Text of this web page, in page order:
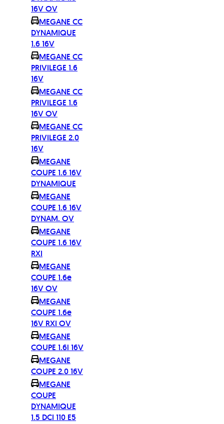
16V OV
MEGANE CC
DYNAMIQUE
1.6 16V
MEGANE CC
PRIVILEGE 1.6
16V
MEGANE CC
PRIVILEGE 1.6
16V OV
MEGANE CC
PRIVILEGE 2.0
16V
MEGANE
COUPE 1.6 16V
DYNAMIQUE
MEGANE
COUPE 1.6 16V
DYNAM. OV
MEGANE
COUPE 1.6 16V
RXI
MEGANE
COUPE 1.6e
16V OV
MEGANE
COUPE 1.6e
16V RXI OV
MEGANE
COUPE 1.6i 16V
MEGANE
COUPE 2.0 16V
MEGANE
COUPE
DYNAMIQUE
1.5 DCI 110 E5